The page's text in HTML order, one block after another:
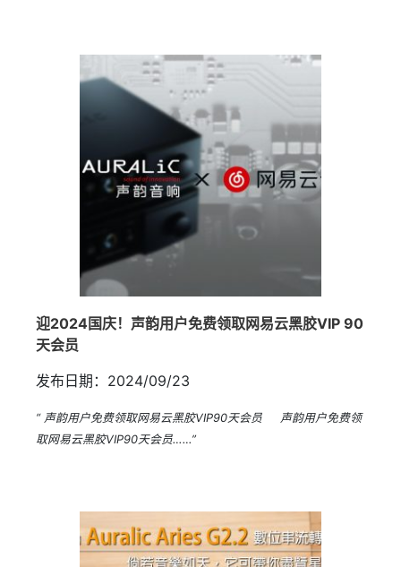
迎2024国庆！声韵用户免费领取网易云黑胶VIP 90
天会员
发布日期：2024/09/23
“ 声韵用户免费领取网易云黑胶VIP90天会员 声韵用户免费领
取网易云黑胶VIP90天会员……”